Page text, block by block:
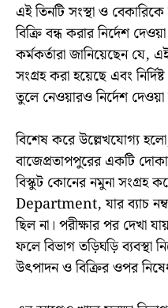
এই তিনটি সংস্থা ও
বিক্রি বন্ধ করার নির্দেশ
কর্মকর্তারা জানিয়েছেন যে,
সংগ্রহ করা হয়েছে এবং
তুলে নেওয়ারও নির্দেশ
বিশেষ করে উল্লেখযোগ্য
বাজেপ্রতাপপুরের একটি
বিস্কুট কোনের নমুনা
Department, যার ব্যাচ
ছিল না। পরীক্ষার পর দেখা
ফলে বিভাগ তড়িঘড়ি ব্যবস্থা
উৎপাদন ও বিক্রির ওপর